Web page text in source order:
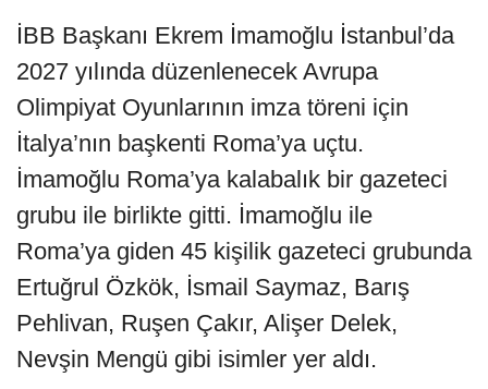
İBB Başkanı Ekrem İmamoğlu İstanbul’da
2027 yılında düzenlenecek Avrupa
Olimpiyat Oyunlarının imza töreni için
İtalya’nın başkenti Roma’ya uçtu.
İmamoğlu Roma’ya kalabalık bir gazeteci
grubu ile birlikte gitti. İmamoğlu ile
Roma’ya giden 45 kişilik gazeteci grubunda
Ertuğrul Özkök, İsmail Saymaz, Barış
Pehlivan, Ruşen Çakır, Alişer Delek,
Nevşin Mengü gibi isimler yer aldı.